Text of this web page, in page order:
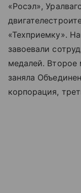
«Росэл»,
«Техприемку».
завоевали
медалей. Второе
заняла
корпорация,